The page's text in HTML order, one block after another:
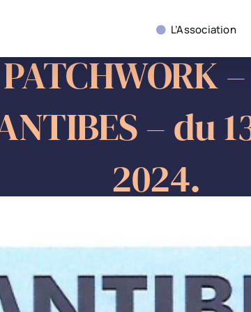
L’Association
– du
2024.